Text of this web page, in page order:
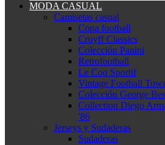
MODA CASUAL
Camisetas casual
Copa football
Cruyff Classics
Colección Panini
Retrofootball
Le Coq Sportif
Vintage Football
Colección George
Collection Diego
'86
Jerseys y Sudaderas
Sudaderas